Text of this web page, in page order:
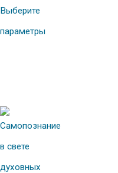
Выберите
параметры